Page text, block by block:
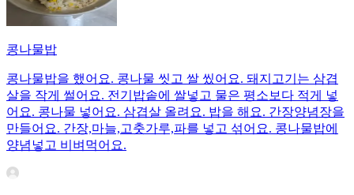
콩나물밥
콩나물밥을 했어요. 콩나물 씻고 쌀 씼어요. 돼지고기는 삼겹
살을 작게 썰어요. 전기밥솥에 쌀넣고 물은 평소보다 적게 넣
어요. 콩나물 넣어요. 삼겹살 올려요. 밥을 해요. 간장양념장을
만들어요. 간장,마늘,고춧가루,파를 넣고 섞어요. 콩나물밥에
양념넣고 비벼먹어요.